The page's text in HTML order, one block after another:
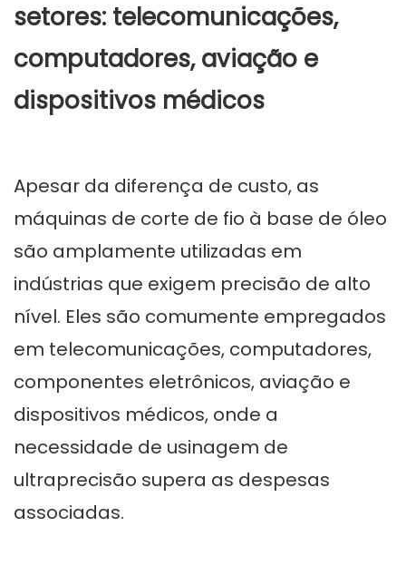
setores: telecomunicações,
computadores, aviação e
dispositivos médicos
Apesar da diferença de custo, as
máquinas de corte de fio à base de óleo
são amplamente utilizadas em
indústrias que exigem precisão de alto
nível. Eles são comumente empregados
em telecomunicações, computadores,
componentes eletrônicos, aviação e
dispositivos médicos, onde a
necessidade de usinagem de
ultraprecisão supera as despesas
associadas.